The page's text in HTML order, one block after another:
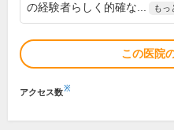
の経験者らしく的確な...
もっ
この医院
アクセス数※